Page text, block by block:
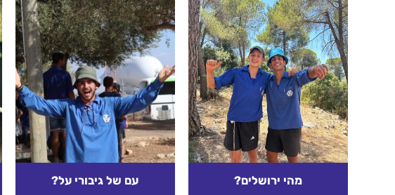
מהי ירושלים? עם של גיבורי על?